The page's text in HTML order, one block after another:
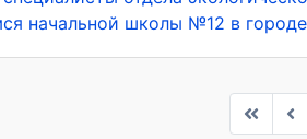
начальной школы №12 в